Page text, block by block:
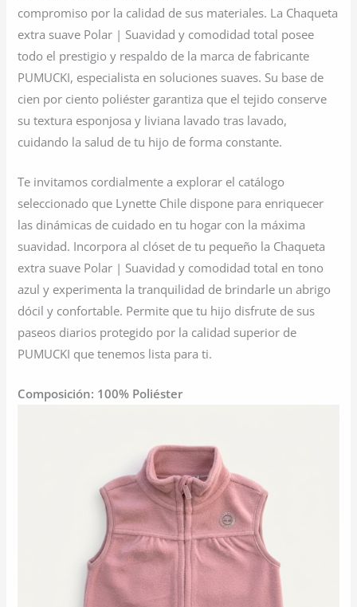
compromiso por la calidad de sus materiales. La Chaqueta
extra suave Polar | Suavidad y comodidad total posee
todo el prestigio y respaldo de la marca de fabricante
PUMUCKI, especialista en soluciones suaves. Su base de
cien por ciento poliéster garantiza que el tejido conserve
su textura esponjosa y liviana lavado tras lavado,
cuidando la salud de tu hijo de forma constante.
Te invitamos cordialmente a explorar el catálogo
seleccionado que Lynette Chile dispone para enriquecer
las dinámicas de cuidado en tu hogar con la máxima
suavidad. Incorpora al clóset de tu pequeño la Chaqueta
extra suave Polar | Suavidad y comodidad total en tono
azul y experimenta la tranquilidad de brindarle un abrigo
dócil y confortable. Permite que tu hijo disfrute de sus
paseos diarios protegido por la calidad superior de
PUMUCKI que tenemos lista para ti.
Composición: 100% Poliéster